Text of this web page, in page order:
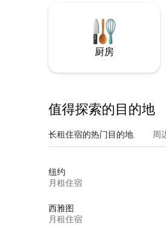
厨房
值得探索的目的地
长租住宿的热门目的地 周
纽约
月租住宿
西雅图
月租住宿